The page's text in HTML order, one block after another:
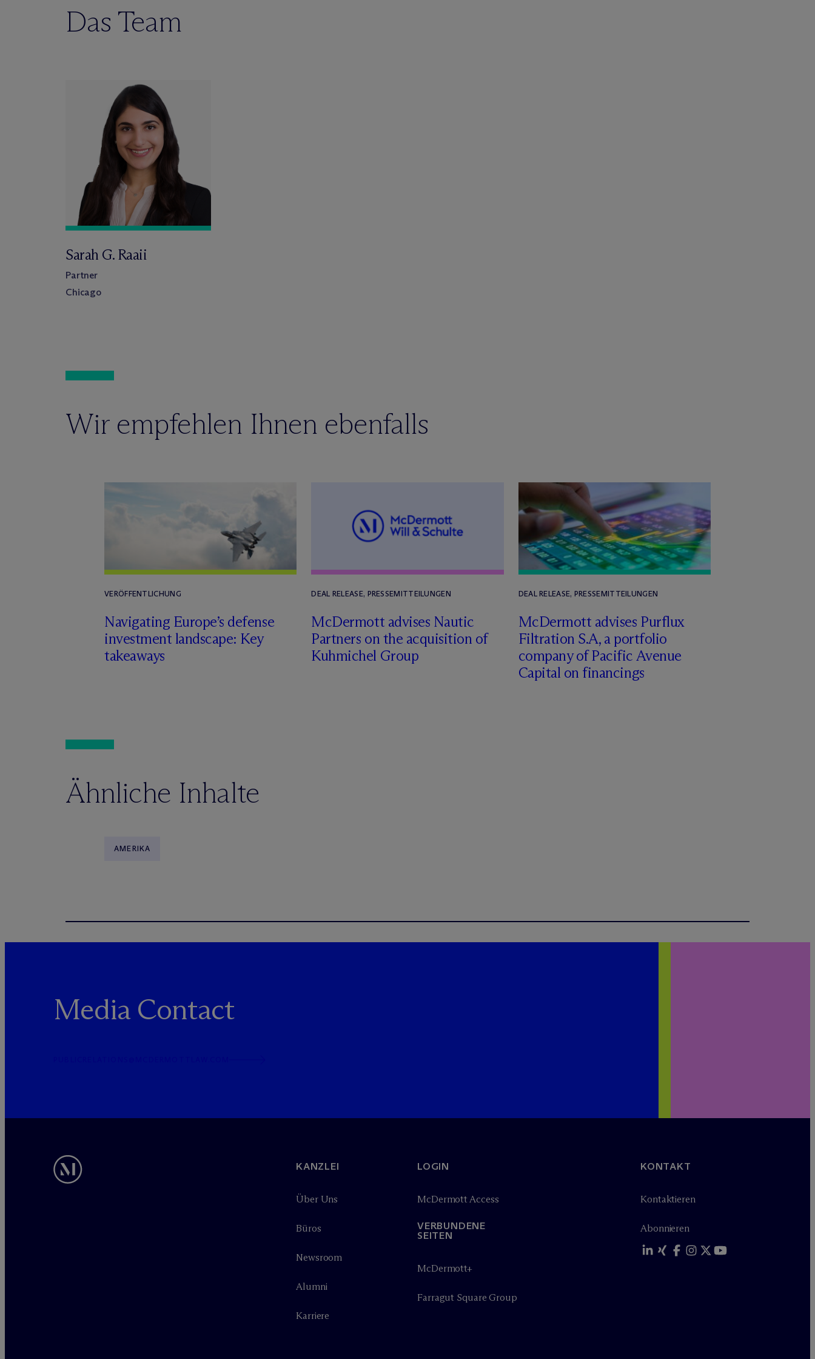
Das Team
Sarah G. Raaii
Partner
Chicago
Wir empfehlen Ihnen ebenfalls
VERÖFFENTLICHUNG
Navigating Europe’s defense
investment landscape: Key
takeaways
DEAL RELEASE, PRESSEMITTEILUNGEN
McDermott advises Nautic
Partners on the acquisition of
Kuhmichel Group
DEAL RELEASE, PRESSEMITTEILUNGEN
McDermott advises Purflux
Filtration S.A, a portfolio
company of Pacific Avenue
Capital on financings
Ähnliche Inhalte
AMERIKA
Media Contact
KANZLEI
Über Uns
Büros
Newsroom
Alumni
Karriere
LOGIN
McDermott Access
VERBUNDENE
SEITEN
McDermott+
Farragut Square Group
KONTAKT
Kontaktieren
Abonnieren